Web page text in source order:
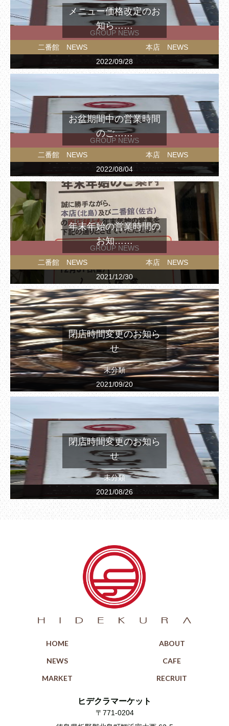
GROUP NEWS
二番館 NEWS
本店 NEWS
2022/09/28
メニュー価格改定のお
知ら……
GROUP NEWS
二番館 NEWS
本店 NEWS
2022/08/04
お盆期間中の営業時間
のご……
GROUP NEWS
二番館 NEWS
本店 NEWS
2021/12/30
年末年始の営業時間の
お知……
未分類
2021/09/20
閉店時間変更のお知ら
せ
未分類
2021/08/26
閉店時間変更のお知ら
せ
HOME
ABOUT
NEWS
CAFE
MARKET
RECRUIT
ヒデクラマーケット
〒771-0204